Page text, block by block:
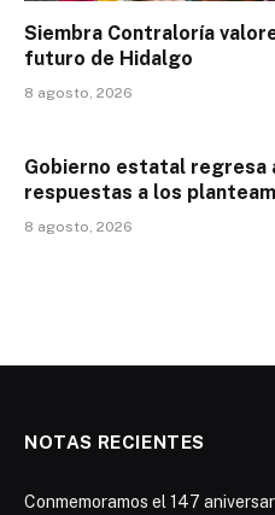
Siembra Contraloría
futuro de Hidalgo
8 agosto, 2026
Gobierno estatal regresa
respuestas a los
8 agosto, 2026
NOTAS RECIENTES
Conmemoramos el 147